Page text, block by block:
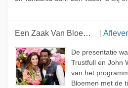
Een Zaak Van Bloemen
De presentatie
Trustfull en John
van het
Bloemen met de